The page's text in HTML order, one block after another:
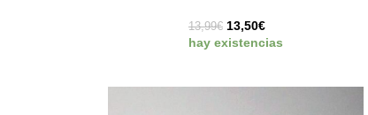
13,99€ 13,50€
hay existencias